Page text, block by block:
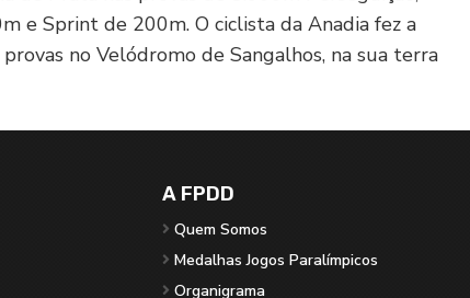
e Sprint de 200m. O ciclista da Anadia fez a
no Velódromo de Sangalhos, na sua terra
A FPDD
Quem Somos
Medalhas Jogos Paralímpicos
Organigrama